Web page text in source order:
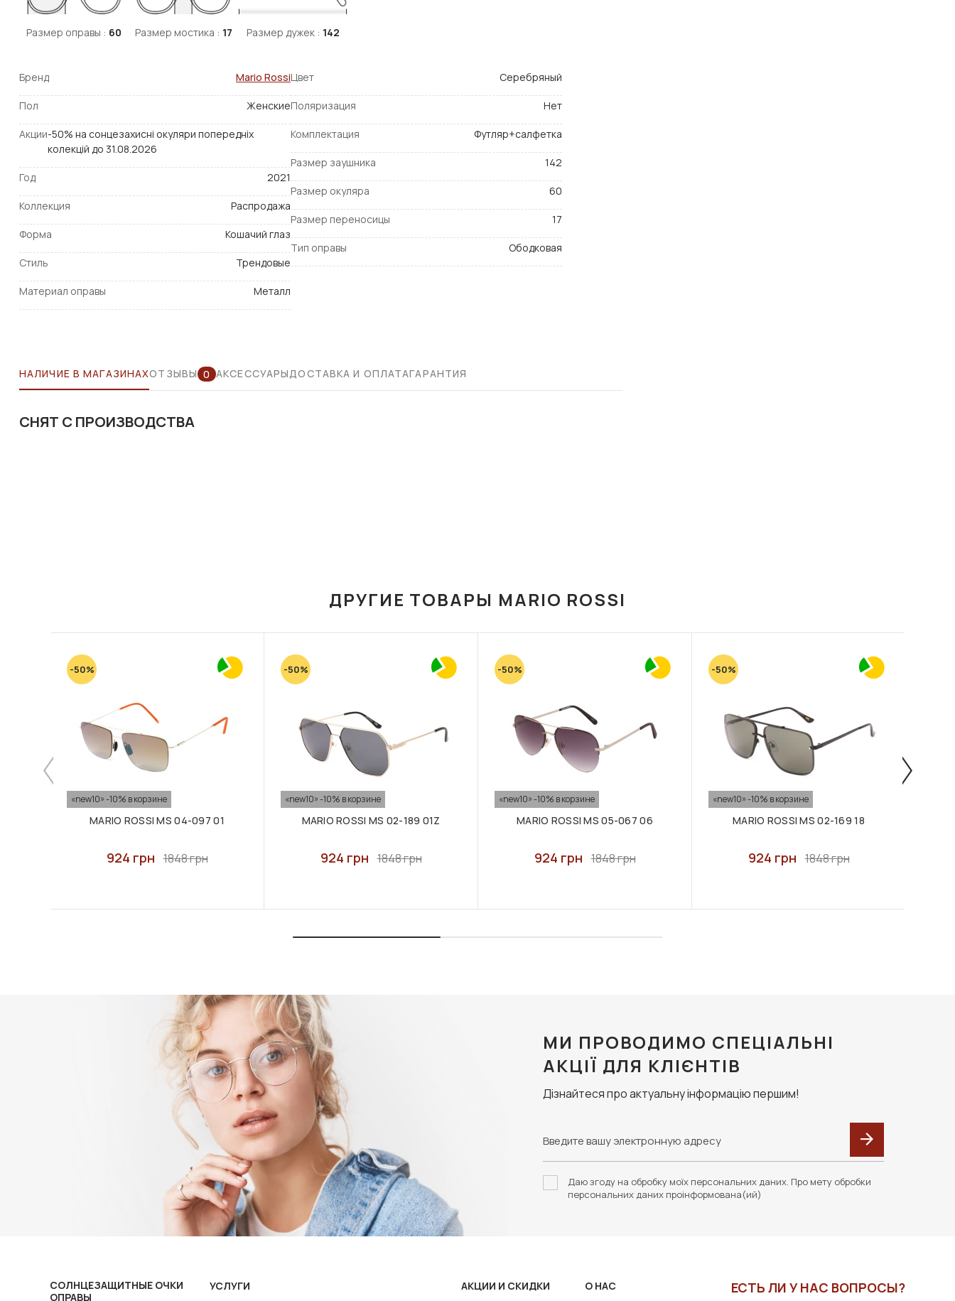
Размер оправы : 60 Размер мостика : 17 Размер дужек : 142
Бренд Mario Rossi
Пол Женские
Акции-50% на сонцезахисні окуляри попередніх
колекцій до 31.08.2026
Год 2021
Коллекция Распродажа
Форма Кошачий глаз
Стиль Трендовые
Материал оправы Металл
Цвет Серебряный
Поляризация Нет
Комплектация Футляр+салфетка
Размер заушника 142
Размер окуляра 60
Размер переносицы 17
Тип оправы Ободковая
НАЛИЧИЕ В МАГАЗИНАХОТЗЫВЫ 0 АКСЕССУАРЫДОСТАВКА И ОПЛАТАГАРАНТИЯ
СНЯТ С ПРОИЗВОДСТВА
ДРУГИЕ ТОВАРЫ MARIO ROSSI
-50%
«new10» -10% в корзине
MARIO ROSSI MS 04-097 01
924 грн 1848 грн
-50%
«new10» -10% в корзине
MARIO ROSSI MS 02-189 01Z
924 грн 1848 грн
-50%
«new10» -10% в корзине
MARIO ROSSI MS 05-067 06
924 грн 1848 грн
-50%
«new10» -10% в корзине
MARIO ROSSI MS 02-169 18
924 грн 1848 грн
МИ ПРОВОДИМО СПЕЦІАЛЬНІ
АКЦІЇ ДЛЯ КЛІЄНТІВ
Дізнайтеся про актуальну інформацію першим!
Даю згоду на обробку моїх персональних даних. Про мету обробки
персональних даних проінформована(ий)
СОЛНЦЕЗАЩИТНЫЕ ОЧКИ
ОПРАВЫ
УСЛУГИ АКЦИИ И СКИДКИ О НАС ЕСТЬ ЛИ У НАС ВОПРОСЫ?